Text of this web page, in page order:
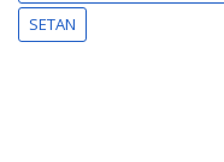
SETAN